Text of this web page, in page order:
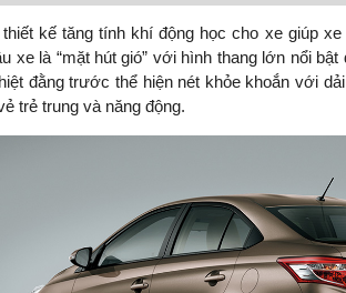
kế tăng tính khí động học cho xe giúp
xe là “mặt hút gió” với hình thang lớn nổi
đằng trước thể hiện nét khỏe khoắn với
trẻ trung và năng động.